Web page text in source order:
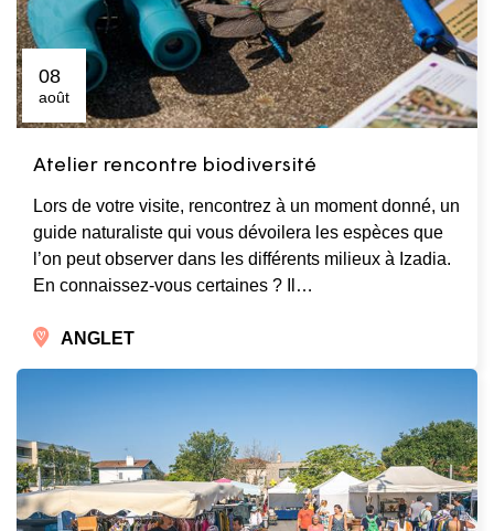
08
août
Atelier rencontre biodiversité
Lors de votre visite, rencontrez à un moment donné, un
guide naturaliste qui vous dévoilera les espèces que
l’on peut observer dans les différents milieux à Izadia.
En connaissez-vous certaines ? Il…
ANGLET